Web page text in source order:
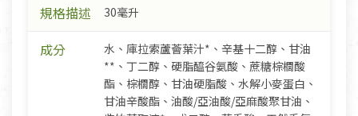
規格描述 30毫升
成分
水、庫拉索蘆薈葉汁*、辛基十二醇、甘油
**、丁二醇、硬脂醯谷氨酸、蔗糖棕櫚酸
酯、棕櫚醇、甘油硬脂酸、水解小麥蛋白、
甘油辛酸酯、油酸/亞油酸/亞麻酸聚甘油、